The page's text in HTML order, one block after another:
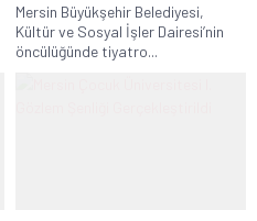
Mersin Büyükşehir Belediyesi,
Kültür ve Sosyal İşler Dairesi’nin
öncülüğünde tiyatro...